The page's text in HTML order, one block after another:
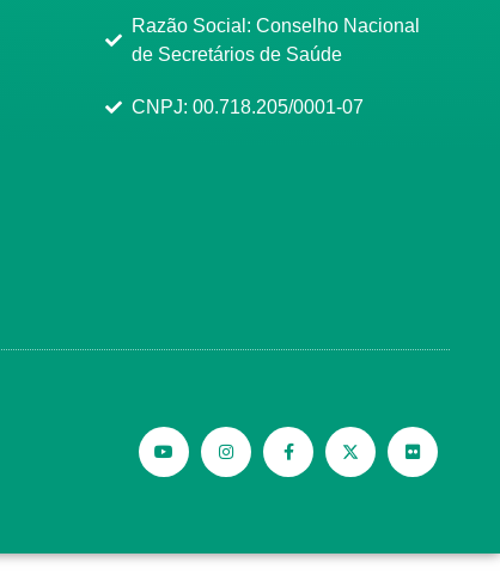
Razão Social: Conselho Nacional
de Secretários de Saúde
CNPJ: 00.718.205/0001-07